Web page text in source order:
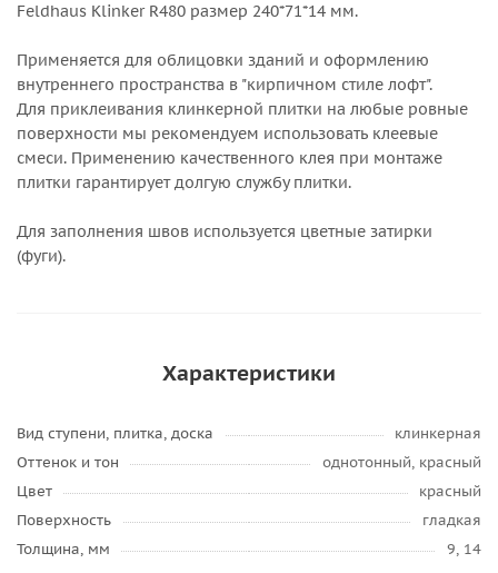
Feldhaus Klinker R480 размер 240*71*14 мм.
Применяется для облицовки зданий и оформлению
внутреннего пространства в "кирпичном стиле лофт".
Для приклеивания клинкерной плитки на любые ровные
поверхности мы рекомендуем использовать клеевые
смеси. Применению качественного клея при монтаже
плитки гарантирует долгую службу плитки.
Для заполнения швов используется цветные затирки
(фуги).
Характеристики
Вид ступени, плитка, доска
клинкерная
Оттенок и тон
однотонный, красный
Цвет
красный
Поверхность
гладкая
Толщина, мм
9, 14